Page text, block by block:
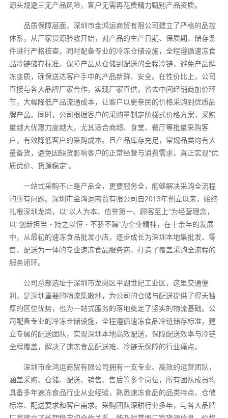
源头规避三无产品风险，客户无需再花费精力甄别产品资质。
品质保障层面，深圳市金鸿运商贸有限公司建立了严格的品控
体系，从厂家货源验收开始，对产品的生产日期、保质期、储存条
件进行严格核查，同时配备专业的冷冻仓储设施，全程遵循速冻食
品冷链储存标准，保障产品从仓储到配送的全程冷链，避免产品解
冻变质，确保送达客户手中的产品新鲜、安全。在性价比上，公司
直接与各大品牌厂家合作，实现厂家直供，省去中间经销商加价环
节，大幅降低产品流通成本，让客户以更亲民的价格采购到优质品
牌产品。同时，公司根据客户的采购量制定阶梯式价格方案，采购
量越大优惠力度越大，尤其适合商超、食堂、餐厅等批量采购客
户，有效降低客户的采购成本。且产品库存充足，常规品类均有大
量备货，避免因缺货影响客户的正常经营与消费需求，真正实现“优
质优价、货源稳定”。
一站式采购不止是产品全，更要服务全，能够解决采购全流程
的所有问题。深圳市金鸿运商贸有限公司自2013年创立以来，始终
扎根深圳龙岗，以“以人为本、信誉第一、顾客至上”为经营理念，
以“创新担当・持之以恒・不骄不躁”为企业精神，在十余年的发展
中，从最初的速冻食品批发小店，逐步成长为深圳本地集批发、零
售、配送为一体的专业速冻食品服务商，打造了覆盖采购全流程的
服务闭环。
公司总部选址于深圳市龙岗区平湖世纪工业区，这里交通便
利，是深圳重要的物流集散地，为公司的仓储与配送提供了得天独
厚的区位优势，也为一站式服务的落地奠定了坚实的物流基础。公
司配备专业的冷冻仓储设施，全程遵循速冻食品冷链储存标准，建
立专属的配送团队，实现深圳本地高效配送，保障配送效率与冷链
全程覆盖，解决了速冻食品配送难、冷链无保障的行业痛点。
深圳市金鸿运商贸有限公司拥有一支专业、高效的运营团队，
涵盖采购、仓储、配送、销售、售后等多个岗位，所有团队成员均
具备多年速冻食品行业从业经验，熟悉速冻食品的品类特点、仓储
标准、配送要求和客户需求。采购团队深耕行业多年，与各大品牌